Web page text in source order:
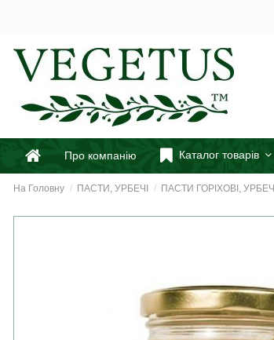
Про компанію Каталог товарів
На Головну ПАСТИ, УРБЕЧІ ПАСТИ ГОРІХОВІ, УРБЕЧІ